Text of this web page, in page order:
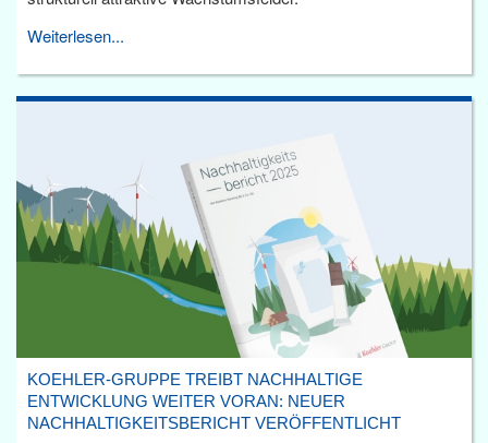
Weiterlesen...
KOEHLER-GRUPPE TREIBT NACHHALTIGE
ENTWICKLUNG WEITER VORAN: NEUER
NACHHALTIGKEITSBERICHT VERÖFFENTLICHT